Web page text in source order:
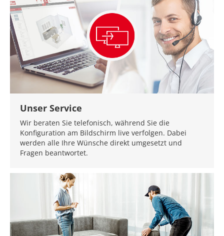
Unser Service
Wir beraten Sie telefonisch, während Sie die
Konfiguration am Bildschirm live verfolgen. Dabei
werden alle Ihre Wünsche direkt umgesetzt und
Fragen beantwortet.